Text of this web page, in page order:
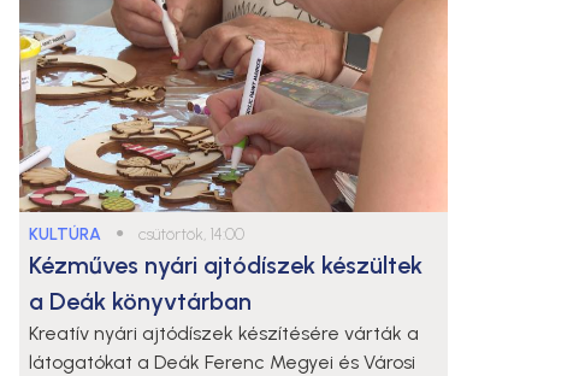
KULTÚRA ● csütörtök, 14:00
Kézműves nyári ajtódíszek készültek
a Deák könyvtárban
Kreatív nyári ajtódíszek készítésére várták a
látogatókat a Deák Ferenc Megyei és Városi